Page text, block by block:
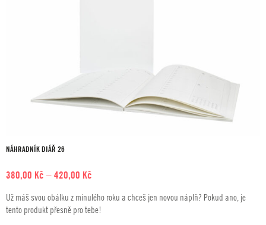
NÁHRADNÍK DIÁŘ 26
380,00 Kč –420,00 Kč
380,00 Kč
až
Už máš svou obálku z minulého roku a chceš jen novou náplň? Pokud ano, je
tento produkt přesně pro tebe!